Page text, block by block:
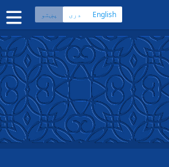
English دری پښتو
سپیڅلی کتاب په پښتو ژبه